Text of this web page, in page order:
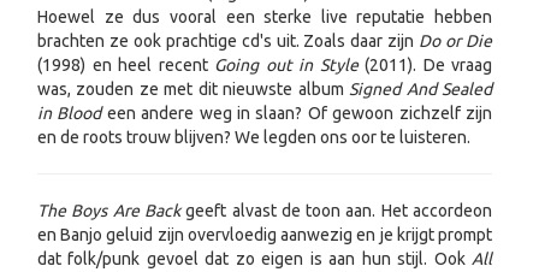
Hoewel ze dus vooral een sterke live reputatie hebben
brachten ze ook prachtige cd's uit. Zoals daar zijn Do or Die
(1998) en heel recentGoing out in Style(2011). De vraag
was, zouden ze met dit nieuwste album Signed And Sealed
in Bloodeen andere weg in slaan? Of gewoon zichzelf zijn
en de roots trouw blijven? We legden ons oor te luisteren.
The Boys Are Backgeeft alvast de toon aan. Het accordeon
en Banjo geluid zijn overvloedig aanwezig en je krijgt prompt
dat folk/punk gevoel dat zo eigen is aan hun stijl. OokAll